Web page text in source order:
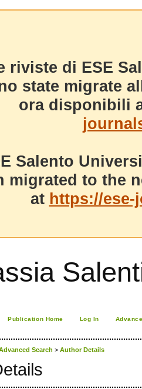
riviste di ESE
state migrate
ora disponibili
Salento
migrated to the
at https://
Publication Home Log In
Search > Author Details